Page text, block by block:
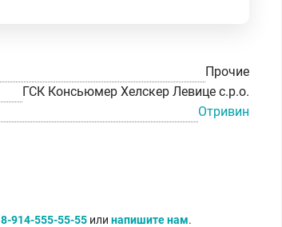
Прочие
ГСК Консьюмер Хелскер Левице с.р.о.
Отривин
8-914-555-55-55 или напишите нам.